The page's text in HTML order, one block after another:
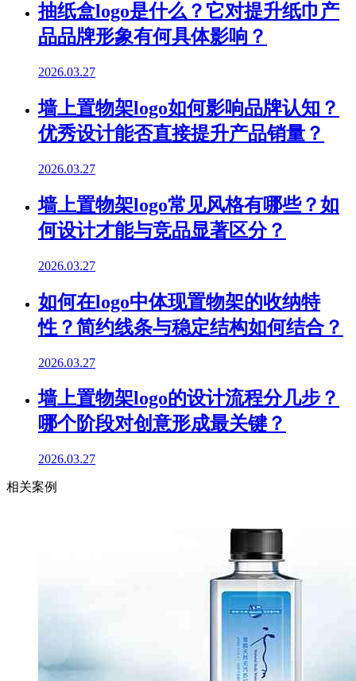
抽纸盒logo是什么？它对提升纸巾产
品品牌形象有何具体影响？
2026.03.27
墙上置物架logo如何影响品牌认知？
优秀设计能否直接提升产品销量？
2026.03.27
墙上置物架logo常见风格有哪些？如
何设计才能与竞品显著区分？
2026.03.27
如何在logo中体现置物架的收纳特
性？简约线条与稳定结构如何结合？
2026.03.27
墙上置物架logo的设计流程分几步？
哪个阶段对创意形成最关键？
2026.03.27
相关案例